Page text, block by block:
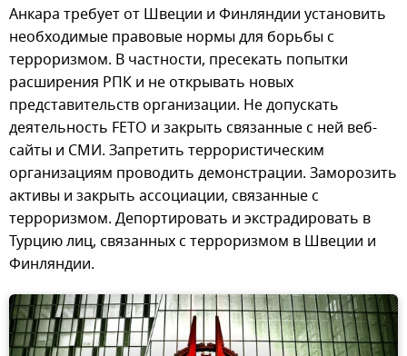
Анкара требует от Швеции и Финляндии установить
необходимые правовые нормы для борьбы с
терроризмом. В частности, пресекать попытки
расширения РПК и не открывать новых
представительств организации. Не допускать
деятельность FETO и закрыть связанные с ней веб-
сайты и СМИ. Запретить террористическим
организациям проводить демонстрации. Заморозить
активы и закрыть ассоциации, связанные с
терроризмом. Депортировать и экстрадировать в
Турцию лиц, связанных с терроризмом в Швеции и
Финляндии.